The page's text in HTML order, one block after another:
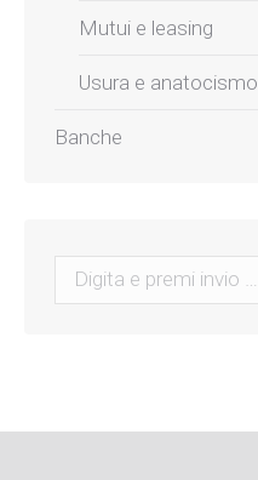
Mutui e leasing
Usura e anatocismo
Banche
Search: